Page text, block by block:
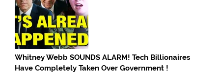
Whitney Webb SOUNDS ALARM! Tech Billionaires
Have Completely Taken Over Government !